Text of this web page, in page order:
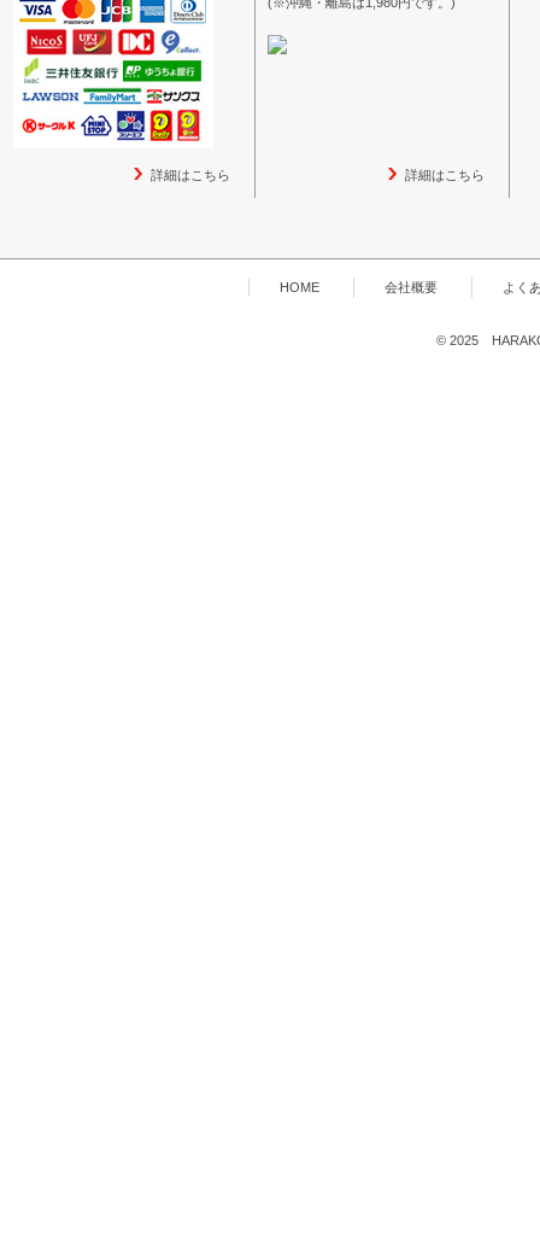
詳細はこちら 詳細はこちら
HOME 会社概要 よく
© 2025